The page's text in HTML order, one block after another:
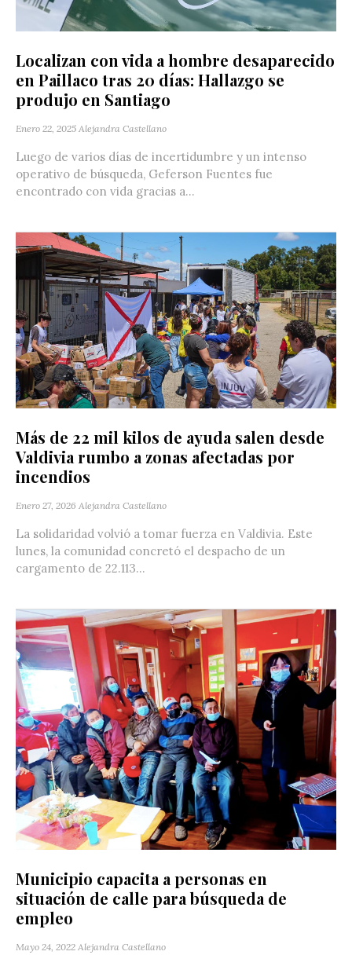
Localizan con vida a hombre desaparecido
en Paillaco tras 20 días: Hallazgo se
produjo en Santiago
Enero 22, 2025 Alejandra Castellano
Luego de varios días de incertidumbre y un intenso
operativo de búsqueda, Geferson Fuentes fue
encontrado con vida gracias a...
Más de 22 mil kilos de ayuda salen desde
Valdivia rumbo a zonas afectadas por
incendios
Enero 27, 2026 Alejandra Castellano
La solidaridad volvió a tomar fuerza en Valdivia. Este
lunes, la comunidad concretó el despacho de un
cargamento de 22.113...
Municipio capacita a personas en
situación de calle para búsqueda de
empleo
Mayo 24, 2022 Alejandra Castellano